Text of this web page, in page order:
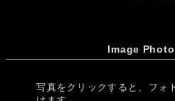
Image
写真をクリックすると、フォ